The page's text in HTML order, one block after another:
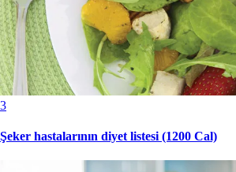
3
Şeker hastalarının diyet listesi (1200 Cal)